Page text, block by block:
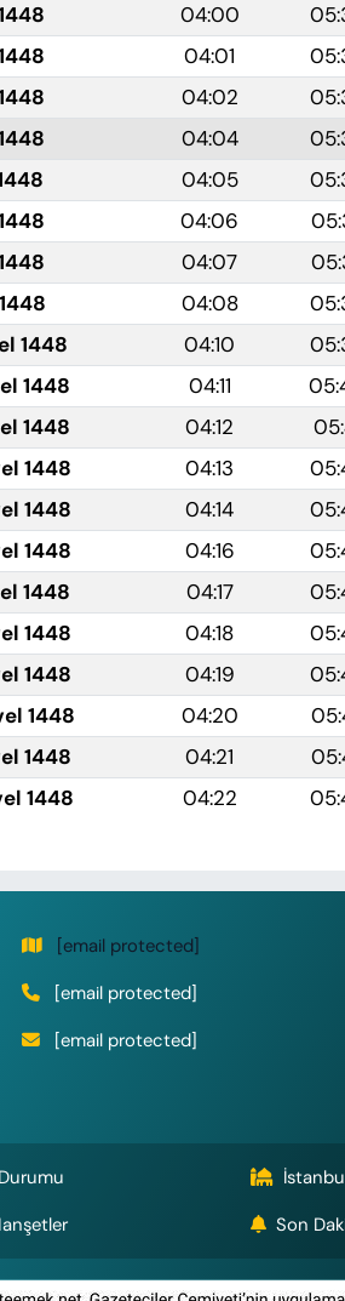
04:00
04:01
04:02
04:04
04:05
04:06
04:07
04:08
1448 04:10
1448 04:11
1448 04:12
1448 04:13
1448 04:14
1448 04:16
1448 04:17
1448 04:18
1448 04:19
1448 04:20
1448 04:21
1448 04:22
[email protected]
[email protected]
[email protected]
Son